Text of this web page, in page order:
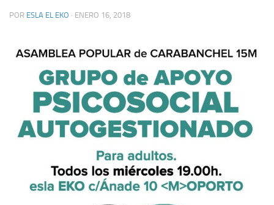
POR ESLA EL EKO · ENERO 16, 2018